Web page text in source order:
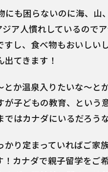
も困らないのに海、山
ア人慣れしているので
すし、食べ物もおいしい
てきます！
か温泉入りたいな～と
子どもの教育、という
はカナダにいるだろう
り定まっていればご家
カナダで親子留学をご